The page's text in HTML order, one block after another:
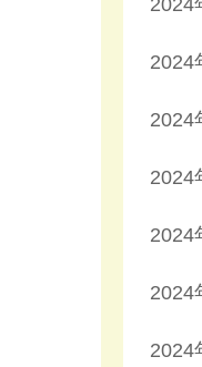
2024
2024
2024
2024
2024
2024